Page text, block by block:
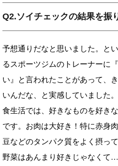
Q2.ソイチェックの結果を振
予想通りだなと思いました。と
るスポーツジムのトレーナーに
い』と言われたことがあって、
いんだな、と実感していました。
食生活では、好きなものを好き
です。お肉は大好き！特に赤身
豆などのタンパク質をよく摂って
野菜はあんまり好きじゃなくて